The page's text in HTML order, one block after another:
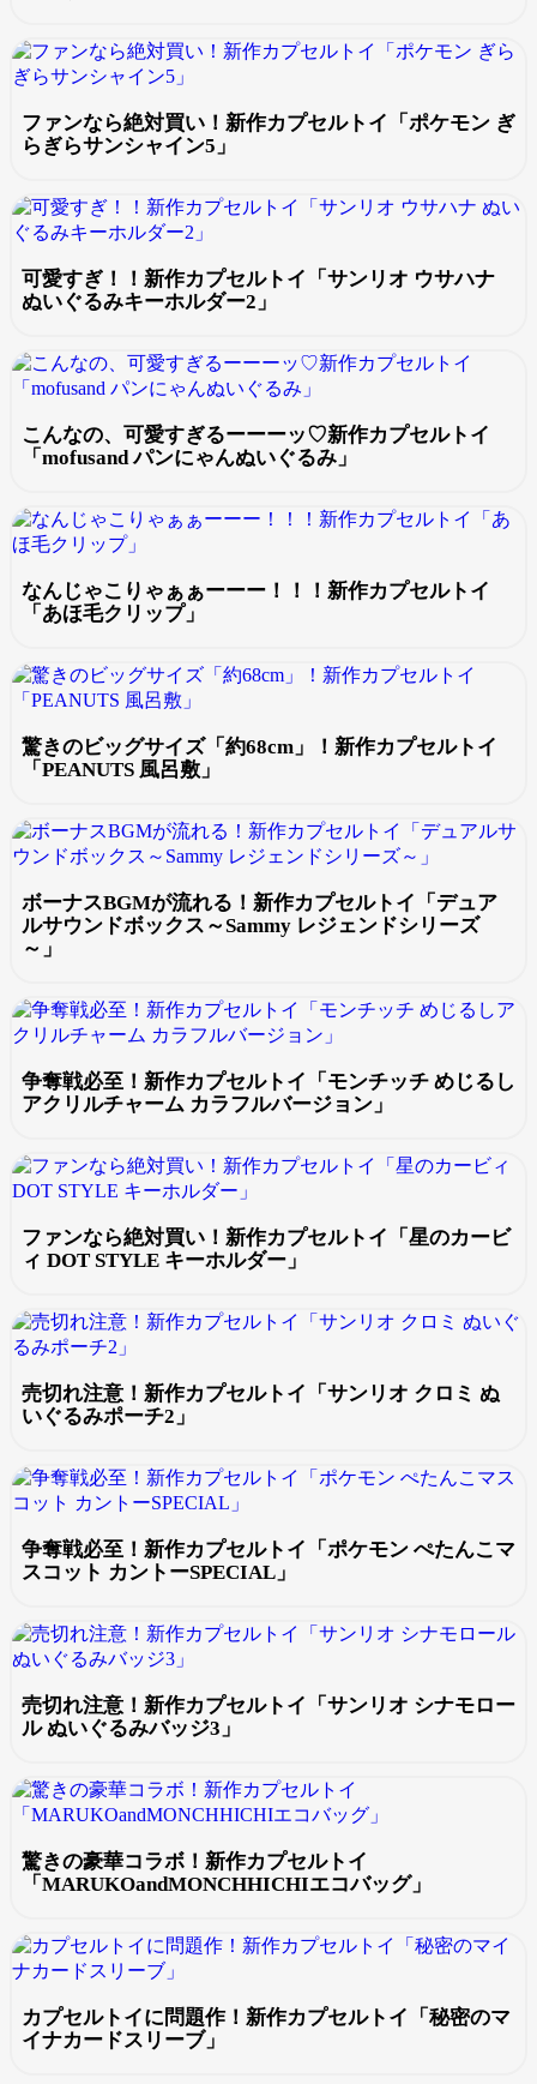
ファンなら絶対買い！新作カプセルトイ「ポケモン ぎ
らぎらサンシャイン5」
可愛すぎ！！新作カプセルトイ「サンリオ ウサハナ
ぬいぐるみキーホルダー2」
こんなの、可愛すぎるーーーッ♡新作カプセルトイ
「mofusand パンにゃんぬいぐるみ」
なんじゃこりゃぁぁーーー！！！新作カプセルトイ
「あほ毛クリップ」
驚きのビッグサイズ「約68cm」！新作カプセルトイ
「PEANUTS 風呂敷」
ボーナスBGMが流れる！新作カプセルトイ「デュア
ルサウンドボックス～Sammy レジェンドシリーズ
～」
争奪戦必至！新作カプセルトイ「モンチッチ めじるし
アクリルチャーム カラフルバージョン」
ファンなら絶対買い！新作カプセルトイ「星のカービ
ィ DOT STYLE キーホルダー」
売切れ注意！新作カプセルトイ「サンリオ クロミ ぬ
いぐるみポーチ2」
争奪戦必至！新作カプセルトイ「ポケモン ぺたんこマ
スコット カントーSPECIAL」
売切れ注意！新作カプセルトイ「サンリオ シナモロー
ル ぬいぐるみバッジ3」
驚きの豪華コラボ！新作カプセルトイ
「MARUKOandMONCHHICHIエコバッグ」
カプセルトイに問題作！新作カプセルトイ「秘密のマ
イナカードスリーブ」